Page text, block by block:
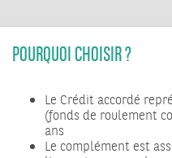
POURQUOI CHOISIR ?
Le Crédit accordé
(fonds de roulement
ans
Le complément est